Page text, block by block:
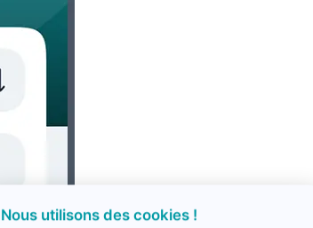
Nous utilisons des cookies !